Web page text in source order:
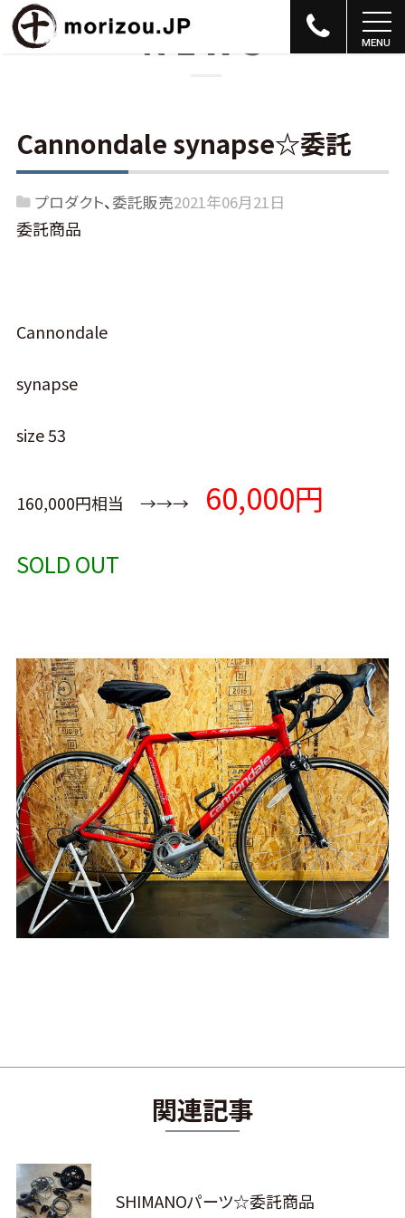
NEWS
Cannondale synapse☆委託
プロダクト 委託販売2021年06月21日
委託商品
Cannondale
synapse
size 53
160,000円相当 →→→ 60,000円
SOLD OUT
関連記事
SHIMANOパーツ☆委託商品